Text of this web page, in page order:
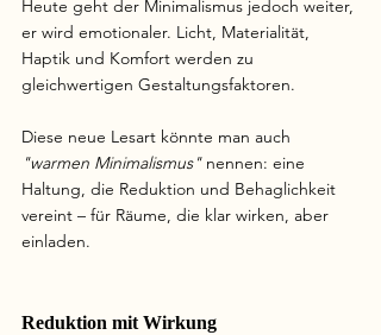
Heute geht der Minimalismus jedoch weiter,
er wird emotionaler. Licht, Materialität,
Haptik und Komfort werden zu
gleichwertigen Gestaltungsfaktoren.
Diese neue Lesart könnte man auch
"warmen Minimalismus" nennen: eine
Haltung, die Reduktion und Behaglichkeit
vereint – für Räume, die klar wirken, aber
einladen.
Reduktion mit Wirkung